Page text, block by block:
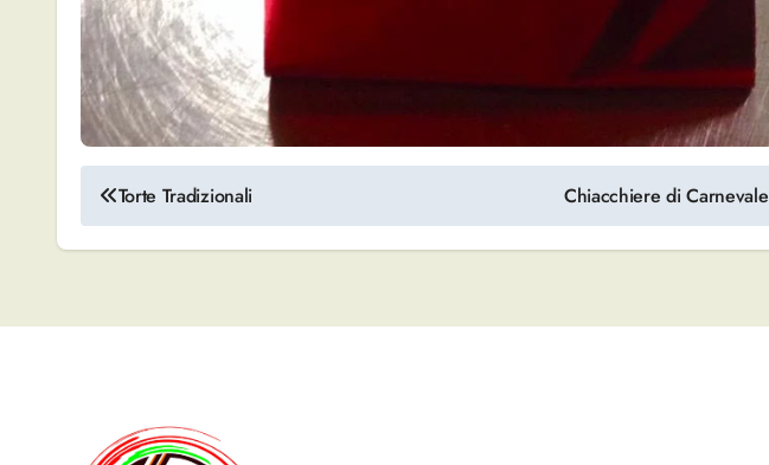
Navigazione
articoli
Torte Tradizionali Chiacchiere di Carnevale